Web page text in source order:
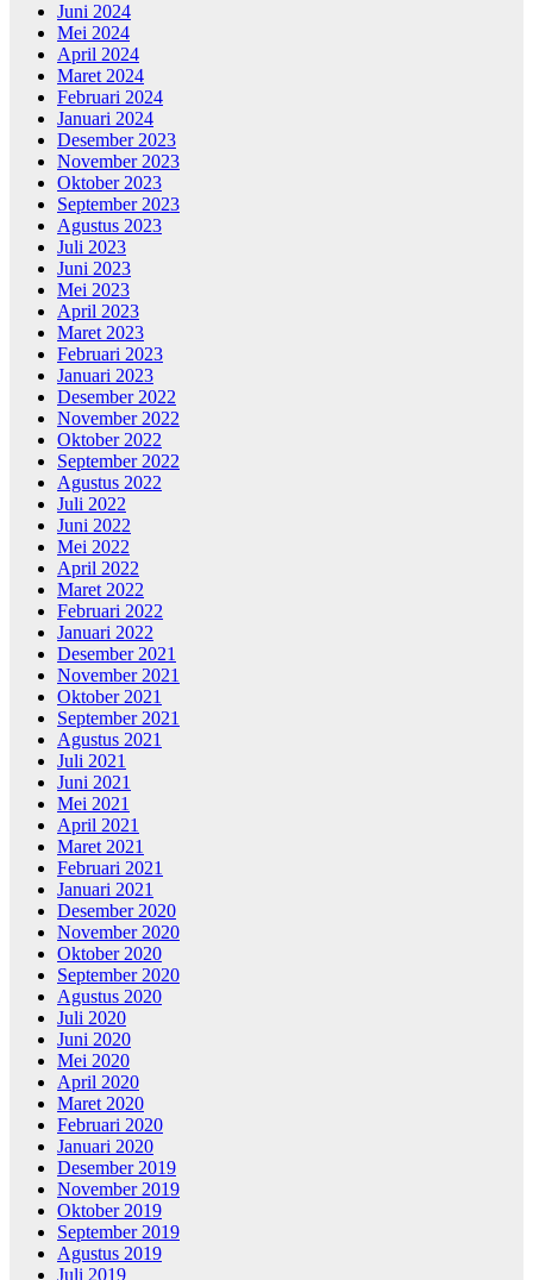
Juni 2024
Mei 2024
April 2024
Maret 2024
Februari 2024
Januari 2024
Desember 2023
November 2023
Oktober 2023
September 2023
Agustus 2023
Juli 2023
Juni 2023
Mei 2023
April 2023
Maret 2023
Februari 2023
Januari 2023
Desember 2022
November 2022
Oktober 2022
September 2022
Agustus 2022
Juli 2022
Juni 2022
Mei 2022
April 2022
Maret 2022
Februari 2022
Januari 2022
Desember 2021
November 2021
Oktober 2021
September 2021
Agustus 2021
Juli 2021
Juni 2021
Mei 2021
April 2021
Maret 2021
Februari 2021
Januari 2021
Desember 2020
November 2020
Oktober 2020
September 2020
Agustus 2020
Juli 2020
Juni 2020
Mei 2020
April 2020
Maret 2020
Februari 2020
Januari 2020
Desember 2019
November 2019
Oktober 2019
September 2019
Agustus 2019
Juli 2019